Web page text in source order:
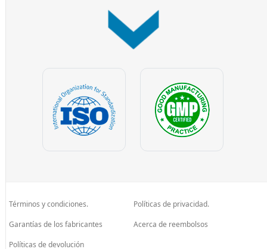
Términos y condiciones.
Políticas de privacidad.
Garantías de los fabricantes
Acerca de reembolsos
Políticas de devolución